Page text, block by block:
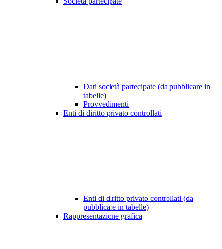
Dati società partecipate (da pubblicare in
tabelle)
Provvedimenti
Enti di diritto privato controllati
Enti di diritto privato controllati (da
pubblicare in tabelle)
Rappresentazione grafica